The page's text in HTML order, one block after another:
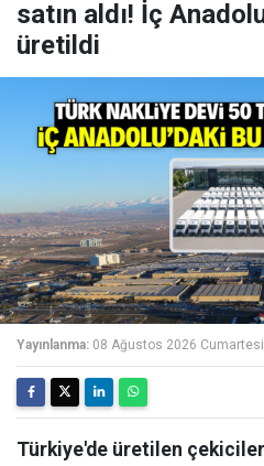
satın aldı! İç
üretildi
Yayınlanma: 08 Ağustos 2026 Cumartesi
Türkiye'de üretilen